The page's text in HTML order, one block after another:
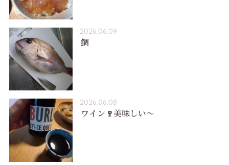
2026.06.09
鯛
2026.06.08
ワイン🍷美味しい〜